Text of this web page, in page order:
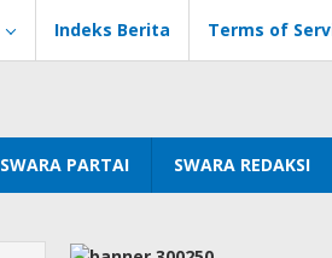
Indeks Berita Terms of
SWARA PARTAI SWARA REDAKSI